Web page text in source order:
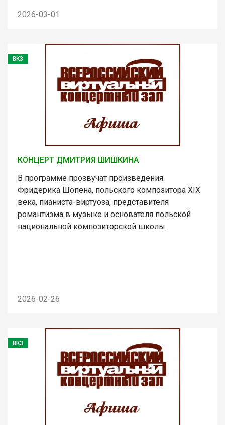
2026-03-01
ВКЗ
КОНЦЕРТ ДМИТРИЯ ШИШКИНА
В программе прозвучат произведения
Фридерика Шопена, польского композитора XIX
века, пианиста-виртуоза, представителя
романтизма в музыке и основателя польской
национальной композиторской школы.
2026-02-26
ВКЗ